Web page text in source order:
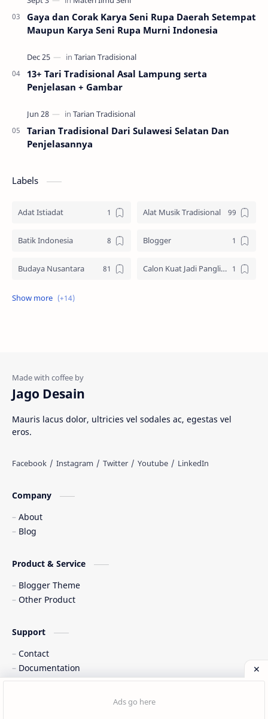
Post a Comment
Gaya dan Corak Karya Seni Rupa Daerah Setempat
Maupun Karya Seni Rupa Murni Indonesia
13+ Tari Tradisional Asal Lampung serta
Penjelasan + Gambar
Tarian Tradisional Dari Sulawesi Selatan Dan
Penjelasannya
Labels
Adat Istiadat Alat Musik Tradisional
Batik Indonesia Blogger
Budaya Nusantara Calon Kuat Jadi Panglima TNI
Jasa website
Rumah Adat
Tarian Tradisional
Web freelancer Wisata Indonesia
Jago Desain
Mauris lacus dolor, ultricies vel sodales ac, egestas vel
eros.
Company
About
Blog
Product & Service
Blogger Theme
Other Product
Support
Contact
Documentation
. All rights reserved.